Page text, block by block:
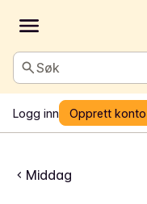
Søk
Logg inn Opprett konto
Middag